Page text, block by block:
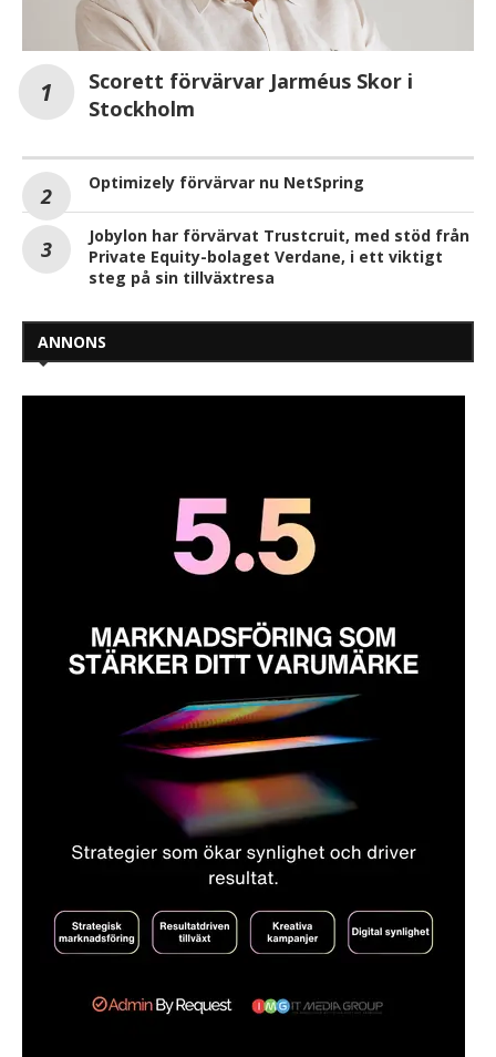
Scorett förvärvar Jarméus Skor i
Stockholm
Optimizely förvärvar nu NetSpring
Jobylon har förvärvat Trustcruit, med stöd från
Private Equity-bolaget Verdane, i ett viktigt
steg på sin tillväxtresa
ANNONS